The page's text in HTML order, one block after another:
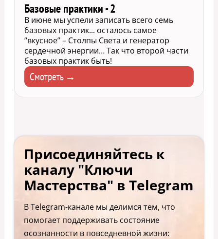
Базовые практики - 2
В июне мы успели записать всего семь
базовых практик... осталось самое
“вкусное” – Столпы Света и генератор
сердечной энергии… Так что второй части
базовых практик быть!
Смотреть →
Присоединяйтесь к
каналу "Ключи
Мастерства" в Telegram
В Telegram-канале мы делимся тем, что
помогает поддерживать состояние
осознанности в повседневной жизни: